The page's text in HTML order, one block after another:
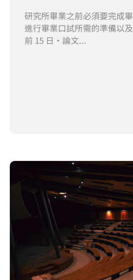
研究所畢業之前必須要完成
進行畢業口試所需的準備以
前 15 日·論文...